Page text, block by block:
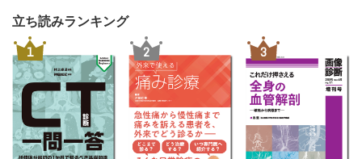
立ち読みランキング
1 2 3